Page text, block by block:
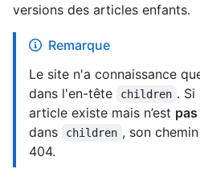
versions des articles enfants.
Remarque
Le site n'a connaissance
dans l'en-tête
children .
article existe mais n’est pas
dans
children , son
404.